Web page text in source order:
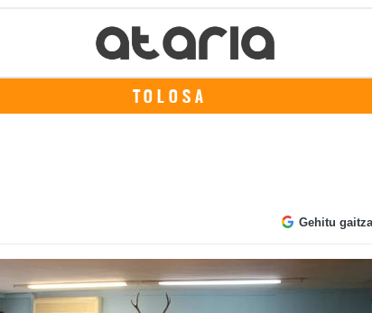
TOLOSA
Gehitu